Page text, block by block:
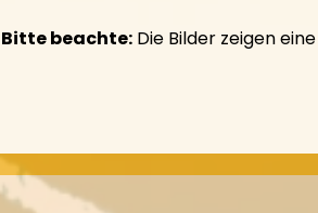
Bitte beachte: Die Bilder zeigen